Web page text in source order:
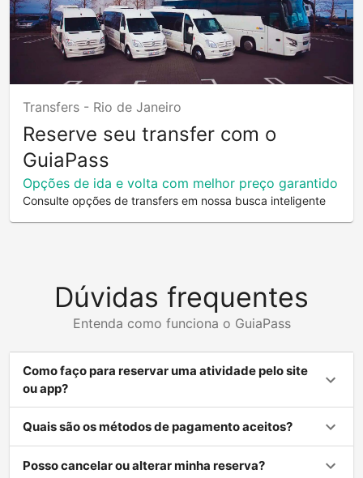
Transfers - Rio de Janeiro
Reserve seu transfer com o
GuiaPass
Opções de ida e volta com melhor preço garantido
Consulte opções de transfers em nossa busca inteligente
Dúvidas frequentes
Entenda como funciona o GuiaPass
Como faço para reservar uma atividade pelo site
ou app?
Quais são os métodos de pagamento aceitos?
Posso cancelar ou alterar minha reserva?